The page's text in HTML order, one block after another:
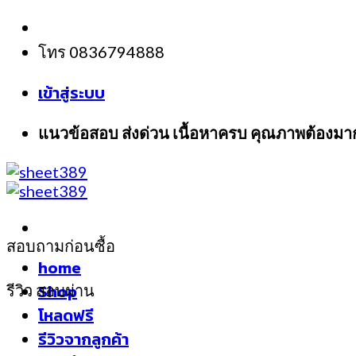
Skip
content
โทร 0836794888
เข้าสู่ระบบ
แนวข้อสอบ ส่งด่วน เนื้อหาครบ คุณภาพต้องม
home
Shop
โหลดฟรี
รีวิวจากลูกค้า
สอบถามก่อนซื้อ
รีวิว สอบผ่าน